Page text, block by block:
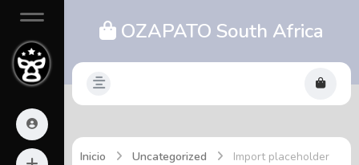
OZAPATO South Africa
Inicio Uncategorized Import placeholder